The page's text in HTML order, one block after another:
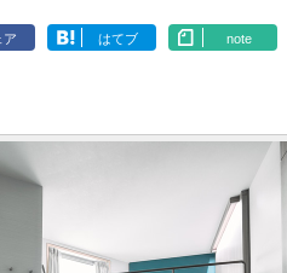
ア はてブ note